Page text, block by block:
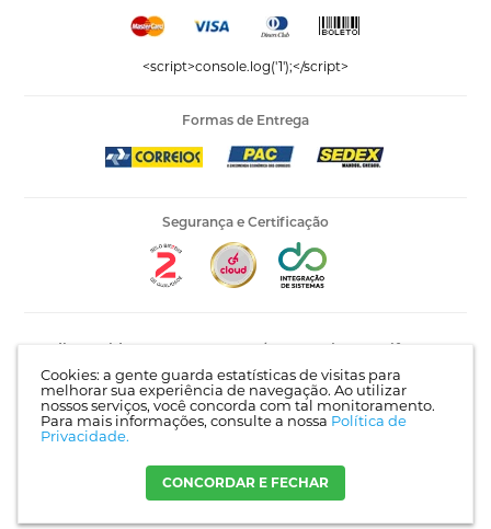
Cookies: a gente guarda estatísticas de visitas para
melhorar sua experiência de navegação. Ao utilizar
nossos serviços, você concorda com tal monitoramento.
Para mais informações, consulte a nossa Política de
Privacidade.
CONCORDAR E FECHAR
<script>console.log('1');</script>
Formas de Entrega
Segurança e Certificação
Editora Vida LTDA - 53.535.423/0005-04 | AV Recife, 841 -
Guarulhos - SP | CEP 07215-030 |Mapa do site
Crie sua loja virtualcom a melhor empresa de e-commerce do
Brasil.